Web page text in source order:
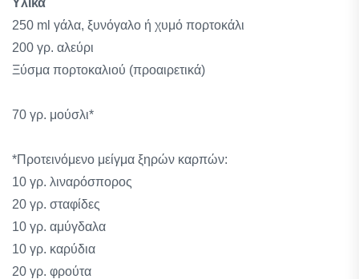
Υλικά
250 ml γάλα, ξυνόγαλο ή χυμό πορτοκάλι
200 γρ. αλεύρι
Ξύσμα πορτοκαλιού (προαιρετικά)
70 γρ. μούσλι*
*Προτεινόμενο μείγμα ξηρών καρπών:
10 γρ. λιναρόσπορος
20 γρ. σταφίδες
10 γρ. αμύγδαλα
10 γρ. καρύδια
20 γρ. φρούτα